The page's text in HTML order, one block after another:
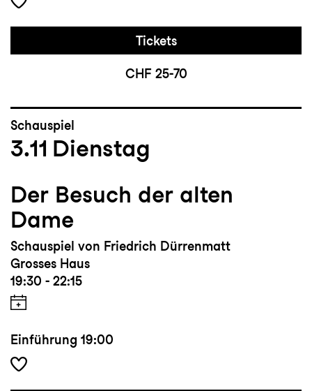
Tickets
CHF 25-70
Schauspiel
3.11 Dienstag
Der Besuch der alten
Dame
Schauspiel von Friedrich Dürrenmatt
Grosses Haus
19:30 - 22:15
Einführung 19:00